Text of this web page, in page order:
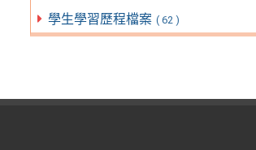
學生學習歷程檔案 ( 62 )